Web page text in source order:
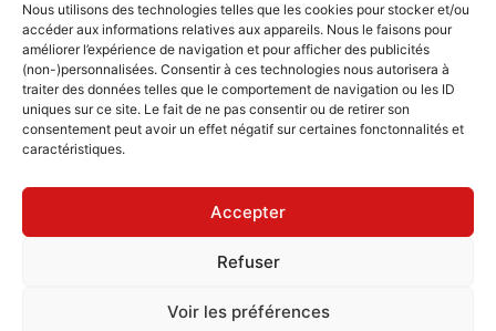
Nous utilisons des technologies telles que les cookies pour stocker et/ou
accéder aux informations relatives aux appareils. Nous le faisons pour
améliorer l’expérience de navigation et pour afficher des publicités
(non-)personnalisées. Consentir à ces technologies nous autorisera à
traiter des données telles que le comportement de navigation ou les ID
uniques sur ce site. Le fait de ne pas consentir ou de retirer son
consentement peut avoir un effet négatif sur certaines fonctonnalités et
caractéristiques.
Accepter
Refuser
Voir les préférences
Blog
Outils généalogiques
Contact
Plan du site
Mentions légales
Politique de confidentialité
Politique de cookies (UE)